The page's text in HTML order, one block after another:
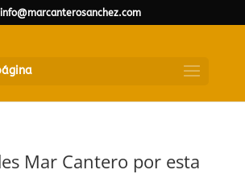
info@marcanterosanchez.com
Mar Cantero por esta